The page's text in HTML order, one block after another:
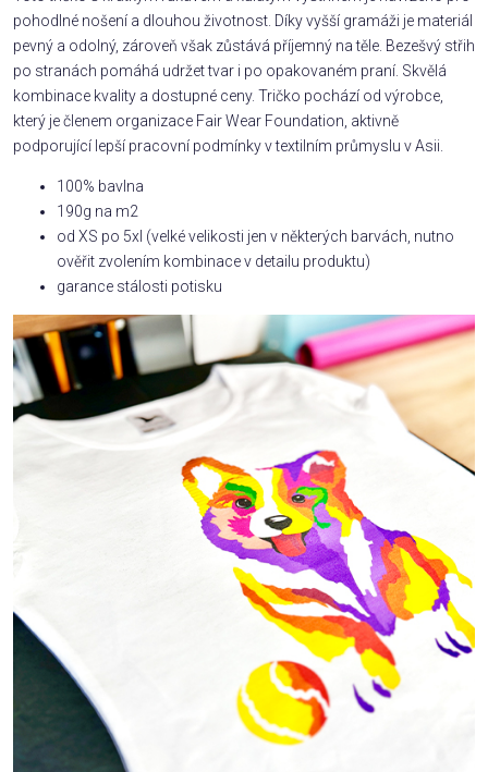
pohodlné nošení a dlouhou životnost. Díky vyšší gramáži je materiál
pevný a odolný, zároveň však zůstává příjemný na těle. Bezešvý střih
po stranách pomáhá udržet tvar i po opakovaném praní. Skvělá
kombinace kvality a dostupné ceny. Tričko pochází od výrobce,
který je členem organizace Fair Wear Foundation, aktivně
podporující lepší pracovní podmínky v textilním průmyslu v Asii.
100% bavlna
190g na m2
od XS po 5xl (velké velikosti jen v některých barvách, nutno
ověřit zvolením kombinace v detailu produktu)
garance stálosti potisku